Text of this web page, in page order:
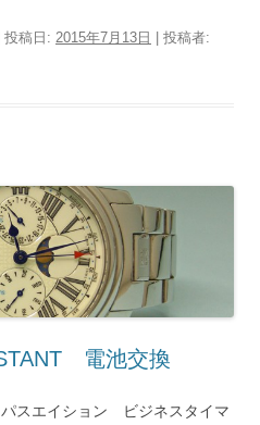
投稿日: 2015年7月13日 | 投稿者:
電池交換
スエイション ビジネスタイマ